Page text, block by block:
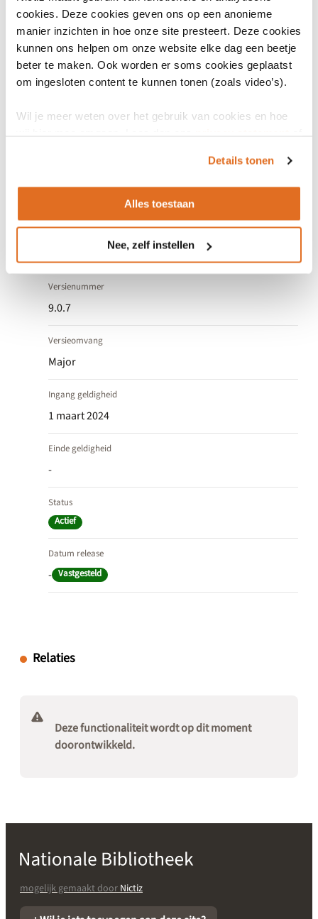
cookies. Deze cookies geven ons op een anonieme
manier inzichten in hoe onze site presteert. Deze cookies
kunnen ons helpen om onze website elke dag een beetje
beter te maken. Ook worden er soms cookies geplaatst
om ingesloten content te kunnen tonen (zoals video’s).
Wil je meer weten over het gebruik van cookies en hoe
Details tonen
Alles toestaan
Nee, zelf instellen
te nemen over hun
gezondheid.
Use case
Raadplegen
medicatieoverzicht
door patiënt 9.0.7
medicatiegegevens
Algemeen
Versienummer
9.0.7
Versieomvang
Major
Ingang geldigheid
1 maart 2024
Einde geldigheid
-
Status
Actief
Datum release
- Vastgesteld
Relaties
Deze functionaliteit wordt op dit moment
doorontwikkeld.
mogelijk gemaakt doorNictiz